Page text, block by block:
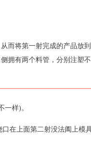
而将第一射完成的产品放
拥有两个料管，分别注塑
一样)。
在上面第二射没法阖上模具